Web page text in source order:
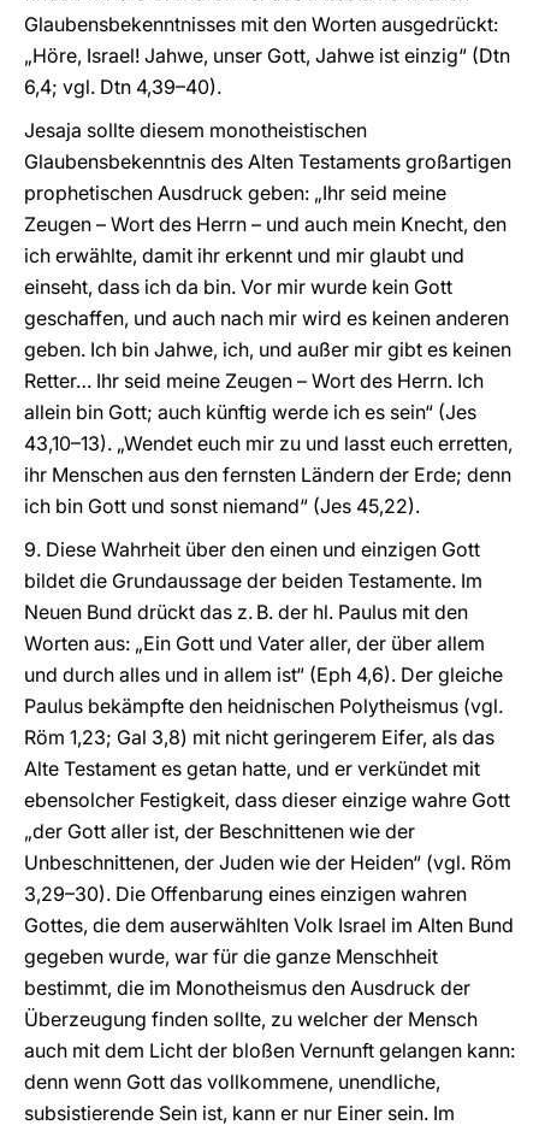
Glaubensbekenntnisses mit den Worten ausgedrückt:
„Höre, Israel! Jahwe, unser Gott, Jahwe ist einzig“ (Dtn
6,4; vgl. Dtn 4,39–40).
Jesaja sollte diesem monotheistischen
Glaubensbekenntnis des Alten Testaments großartigen
prophetischen Ausdruck geben: „Ihr seid meine
Zeugen – Wort des Herrn – und auch mein Knecht, den
ich erwählte, damit ihr erkennt und mir glaubt und
einseht, dass ich da bin. Vor mir wurde kein Gott
geschaffen, und auch nach mir wird es keinen anderen
geben. Ich bin Jahwe, ich, und außer mir gibt es keinen
Retter… Ihr seid meine Zeugen – Wort des Herrn. Ich
allein bin Gott; auch künftig werde ich es sein“ (Jes
43,10–13). „Wendet euch mir zu und lasst euch erretten,
ihr Menschen aus den fernsten Ländern der Erde; denn
ich bin Gott und sonst niemand“ (Jes 45,22).
9. Diese Wahrheit über den einen und einzigen Gott
bildet die Grundaussage der beiden Testamente. Im
Neuen Bund drückt das z. B. der hl. Paulus mit den
Worten aus: „Ein Gott und Vater aller, der über allem
und durch alles und in allem ist“ (Eph 4,6). Der gleiche
Paulus bekämpfte den heidnischen Polytheismus (vgl.
Röm 1,23; Gal 3,8) mit nicht geringerem Eifer, als das
Alte Testament es getan hatte, und er verkündet mit
ebensolcher Festigkeit, dass dieser einzige wahre Gott
„der Gott aller ist, der Beschnittenen wie der
Unbeschnittenen, der Juden wie der Heiden“ (vgl. Röm
3,29–30). Die Offenbarung eines einzigen wahren
Gottes, die dem auserwählten Volk Israel im Alten Bund
gegeben wurde, war für die ganze Menschheit
bestimmt, die im Monotheismus den Ausdruck der
Überzeugung finden sollte, zu welcher der Mensch
auch mit dem Licht der bloßen Vernunft gelangen kann:
denn wenn Gott das vollkommene, unendliche,
subsistierende Sein ist, kann er nur Einer sein. Im